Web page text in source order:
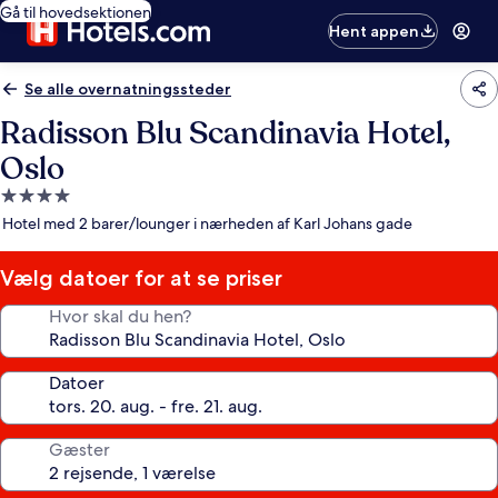
Gå til hovedsektionen
Hent appen
Se alle overnatningssteder
Radisson Blu Scandinavia Hotel,
Oslo
4.0-
stjernet
Hotel med 2 barer/lounger i nærheden af Karl Johans gade
Vælg datoer for at se priser
Hvor skal du hen?
Datoer
Gæster